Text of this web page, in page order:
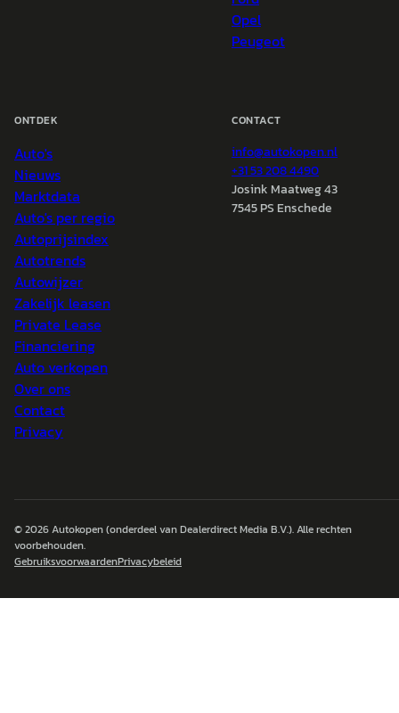
Opel
Peugeot
ONTDEK
Auto's
Nieuws
Marktdata
Auto's per regio
Autoprijsindex
Autotrends
Autowijzer
Zakelijk leasen
Private Lease
Financiering
Auto verkopen
Over ons
Contact
Privacy
CONTACT
info@autokopen.nl
+31 53 208 4490
Josink Maatweg 43
7545 PS Enschede
© 2026Autokopen(onderdeel van Dealerdirect Media B.V.). Alle rechten
voorbehouden.
GebruiksvoorwaardenPrivacybeleid